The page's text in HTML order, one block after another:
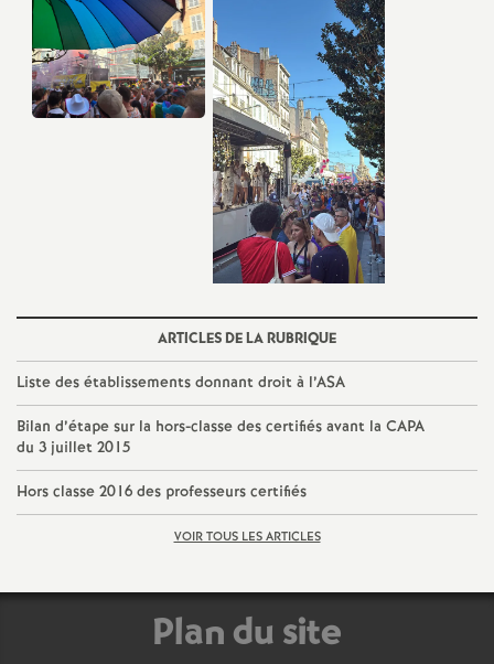
ARTICLES DE LA RUBRIQUE
Liste des établissements donnant droit à l’ASA
Bilan d’étape sur la hors-classe des certifiés avant la CAPA
du 3 juillet 2015
Hors classe 2016 des professeurs certifiés
VOIR TOUS LES ARTICLES
Plan du site